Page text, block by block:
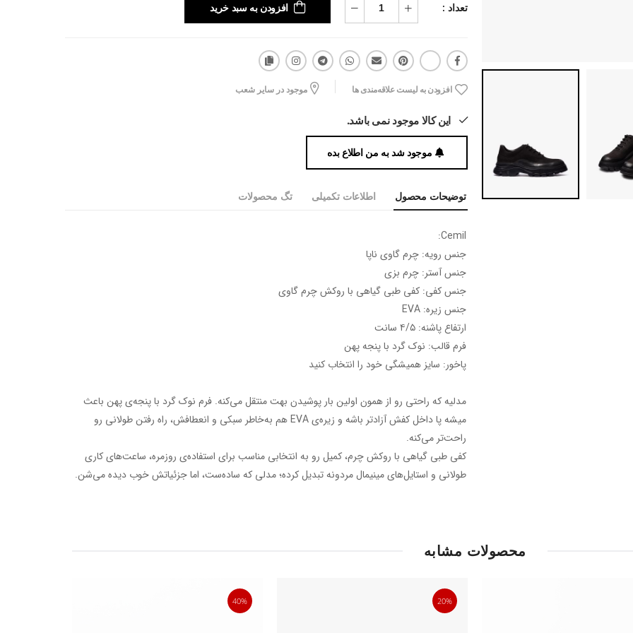
تعداد : افزودن به سبد خرید
افزودن به لیست علاقه‌مندی ها موجود در سایر شعب
این کالا موجود نمی باشد.
موجود شد به من اطلاع بده
توضیحات محصول اطلاعات تکمیلی تگ محصولات
Cemil:
جنس رویه: چرم گاوی ناپا
جنس آستر: چرم بزی
جنس کفی: کفی طبی گیاهی با روکش چرم گاوی
جنس زیره: EVA
ارتفاع پاشنه: ۴/۵ سانت
فرم قالب: نوک گرد‌ با پنجه پهن
پاخور: سایز همیشگی خود را انتخاب کنید
مدلیه که راحتی رو از همون اولین بار پوشیدن بهت منتقل می‌کنه. فرم نوک گرد با پنجه‌ی پهن باعث
میشه پا داخل کفش آزادتر باشه و زیره‌ی EVA هم به‌خاطر سبکی و انعطافش، راه رفتن طولانی رو
راحت‌تر می‌کنه.
کفی طبی گیاهی با روکش چرم، کمیل رو به انتخابی مناسب برای استفاده‌ی روزمره، ساعت‌های کاری
طولانی و استایل‌های مینیمال مردونه تبدیل کرده؛ مدلی که ساده‌ست، اما جزئیاتش خوب دیده می‌شن.
محصولات مشابه
20%
40%